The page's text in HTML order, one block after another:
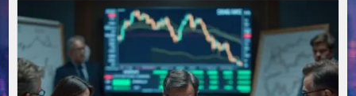
FUSSABDRUCK-B
ERECHNUNG: P
RAXISORIENTIERTE M
ETHODIK F
ÜR D
IE I
NDUSTRIE D
URCH F
ACTORY-X